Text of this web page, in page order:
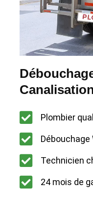
Plombier
Débouchage
Technicien
24 mois de